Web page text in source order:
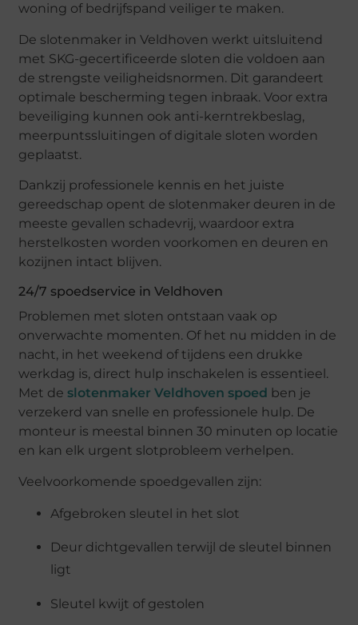
woning of bedrijfspand veiliger te maken.
De slotenmaker in Veldhoven werkt uitsluitend
met SKG-gecertificeerde sloten die voldoen aan
de strengste veiligheidsnormen. Dit garandeert
optimale bescherming tegen inbraak. Voor extra
beveiliging kunnen ook anti-kerntrekbeslag,
meerpuntssluitingen of digitale sloten worden
geplaatst.
Dankzij professionele kennis en het juiste
gereedschap opent de slotenmaker deuren in de
meeste gevallen schadevrij, waardoor extra
herstelkosten worden voorkomen en deuren en
kozijnen intact blijven.
24/7 spoedservice in Veldhoven
Problemen met sloten ontstaan vaak op
onverwachte momenten. Of het nu midden in de
nacht, in het weekend of tijdens een drukke
werkdag is, direct hulp inschakelen is essentieel.
Met de slotenmaker Veldhoven spoed ben je
verzekerd van snelle en professionele hulp. De
monteur is meestal binnen 30 minuten op locatie
en kan elk urgent slotprobleem verhelpen.
Veelvoorkomende spoedgevallen zijn:
Afgebroken sleutel in het slot
Deur dichtgevallen terwijl de sleutel binnen
ligt
Sleutel kwijt of gestolen